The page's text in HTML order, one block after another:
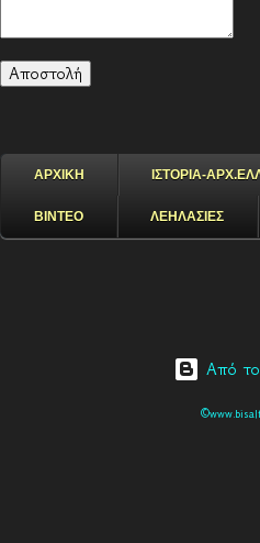
ΑΡΧΙΚΗ ΙΣΤΟΡΙΑ-
ΒΙΝΤΕΟ ΛΕΗΛΑΣΙΕΣ
Από